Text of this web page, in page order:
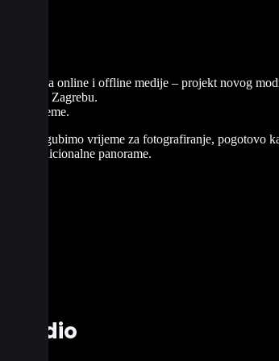
za online i offline medije – projekt novog
u Zagrebu.
vrijeme.
manje gubimo vrijeme za fotografiranje,
tradicionalne panorame.
Studio